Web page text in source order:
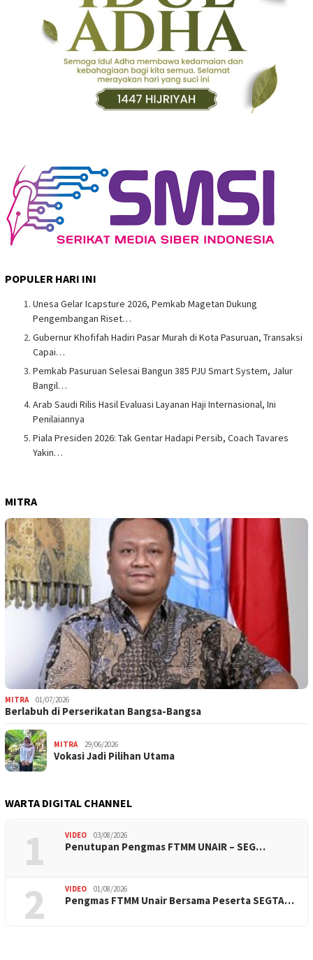
POPULER HARI INI
Unesa Gelar Icapsture 2026, Pemkab Magetan Dukung
Pengembangan Riset…
Gubernur Khofifah Hadiri Pasar Murah di Kota Pasuruan, Transaksi
Capai…
Pemkab Pasuruan Selesai Bangun 385 PJU Smart System, Jalur
Bangil…
Arab Saudi Rilis Hasil Evaluasi Layanan Haji Internasional, Ini
Penilaiannya
Piala Presiden 2026: Tak Gentar Hadapi Persib, Coach Tavares
Yakin…
MITRA
MITRA 01/07/2026
Berlabuh di Perserikatan Bangsa-Bangsa
MITRA 29/06/2026
Vokasi Jadi Pilihan Utama
WARTA DIGITAL CHANNEL
1 VIDEO 03/08/2026
Penutupan Pengmas FTMM UNAIR – SEG…
2 VIDEO 01/08/2026
Pengmas FTMM Unair Bersama Peserta SEGTA…